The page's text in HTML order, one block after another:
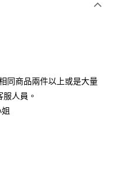
同商品兩件以上或是大量
人員。